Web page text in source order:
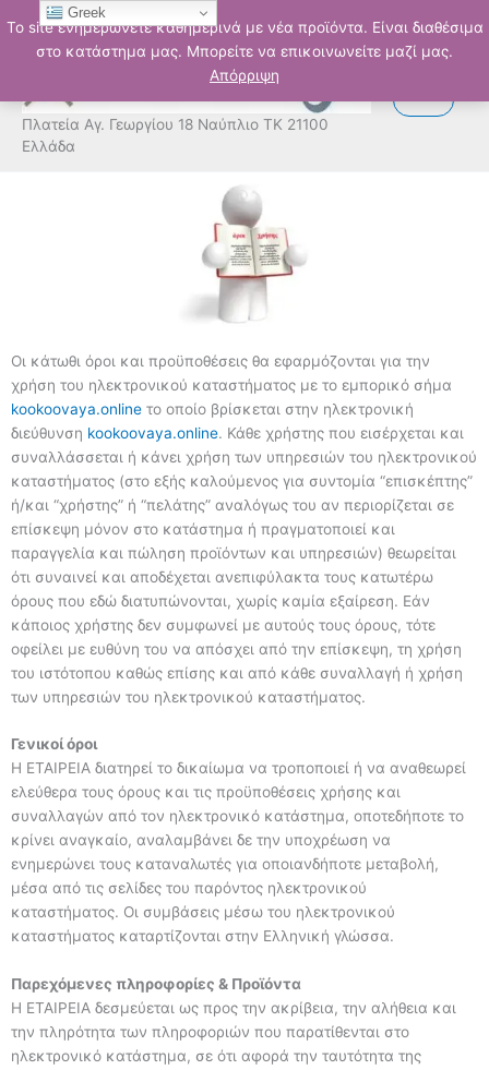
Το site ενημερώνετε καθημερινά με νέα προϊόντα. Είναι διαθέσιμα
στο κατάστημα μας. Μπορείτε να επικοινωνείτε μαζί μας.
Απόρριψη
Μετάβαση
στο
περιεχόμενο
Πλατεία Αγ. Γεωργίου 18 Ναύπλιο ΤΚ 21100
Ελλάδα
Οι κάτωθι όροι και προϋποθέσεις θα εφαρμόζονται για την
χρήση του ηλεκτρονικού καταστήματος με το εμπορικό σήμα
kookoovaya.online το οποίο βρίσκεται στην ηλεκτρονική
διεύθυνση kookoovaya.online. Κάθε χρήστης που εισέρχεται και
συναλλάσσεται ή κάνει χρήση των υπηρεσιών του ηλεκτρονικού
καταστήματος (στο εξής καλούμενος για συντομία “επισκέπτης”
ή/και “χρήστης” ή “πελάτης” αναλόγως του αν περιορίζεται σε
επίσκεψη μόνον στο κατάστημα ή πραγματοποιεί και
παραγγελία και πώληση προϊόντων και υπηρεσιών) θεωρείται
ότι συναινεί και αποδέχεται ανεπιφύλακτα τους κατωτέρω
όρους που εδώ διατυπώνονται, χωρίς καμία εξαίρεση. Εάν
κάποιος χρήστης δεν συμφωνεί με αυτούς τους όρους, τότε
οφείλει με ευθύνη του να απόσχει από την επίσκεψη, τη χρήση
του ιστότοπου καθώς επίσης και από κάθε συναλλαγή ή χρήση
των υπηρεσιών του ηλεκτρονικού καταστήματος.
Γενικοί όροι
Η ΕΤΑΙΡΕΙΑ διατηρεί το δικαίωμα να τροποποιεί ή να αναθεωρεί
ελεύθερα τoυς όρους και τις προϋποθέσεις χρήσης και
συναλλαγών από τον ηλεκτρονικό κατάστημα, οποτεδήποτε το
κρίνει αναγκαίο, αναλαμβάνει δε την υποχρέωση να
ενημερώνει τους καταναλωτές για οποιανδήποτε μεταβολή,
μέσα από τις σελίδες του παρόντος ηλεκτρονικού
καταστήματος. Οι συμβάσεις μέσω του ηλεκτρονικού
καταστήματος καταρτίζονται στην Ελληνική γλώσσα.
Παρεχόμενες πληροφορίες & Προϊόντα
H ΕΤΑΙΡΕΙΑ δεσμεύεται ως προς την ακρίβεια, την αλήθεια και
την πληρότητα των πληροφοριών που παρατίθενται στο
ηλεκτρονικό κατάστημα, σε ότι αφορά την ταυτότητα της
Greek